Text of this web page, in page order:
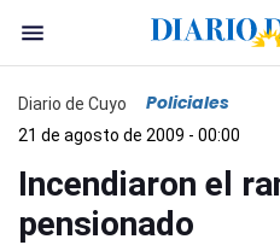
Diario de Cuyo Policiales
21 de agosto de 2009 - 00:00
Incendiaron el
pensionado